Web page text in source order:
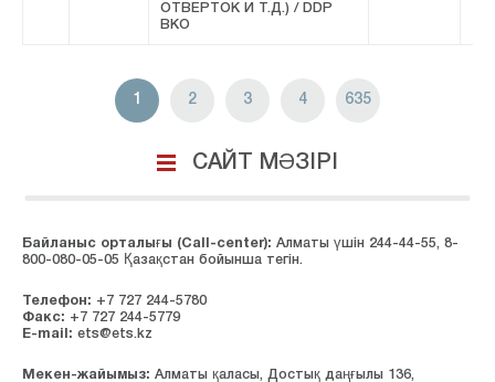
ОТВЕРТОК И Т.Д.) / DDP
ВКО
1 2 3 4 635
САЙТ МӘЗІРІ
Байланыс орталығы (Сall-center): Алматы үшін 244-44-55, 8-
800-080-05-05 Қазақстан бойынша тегін.
Телефон: +7 727 244-5780
Факс: +7 727 244-5779
E-mail: ets@ets.kz
Мекен-жайымыз: Алматы қаласы, Достық даңғылы 136,